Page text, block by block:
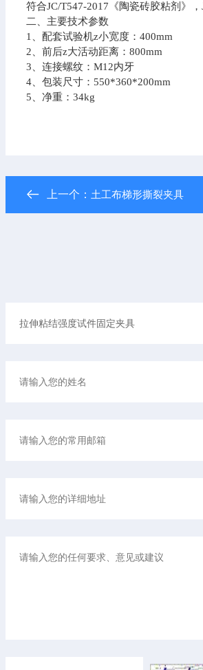
符合JC/T547-2017《陶瓷砖胶粘剂》
二、主要技术参数
1、配套试验机z小宽度：400mm
2、前后z大活动距离：800mm
3、连接螺纹：M12内牙
4、包装尺寸：550*360*200mm
5、净重：34kg
上一个： 土工布梯形撕裂夹具